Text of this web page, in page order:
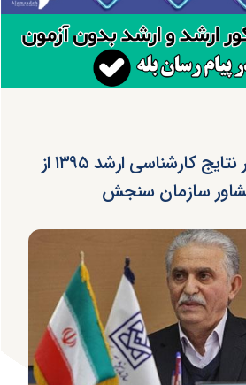
اعلام زمان انتشار نتایج کارشناسی ارشد ۱۳۹۵ از
سازمان سنجش